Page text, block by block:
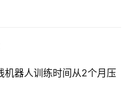
机器人训练时间从2个月压